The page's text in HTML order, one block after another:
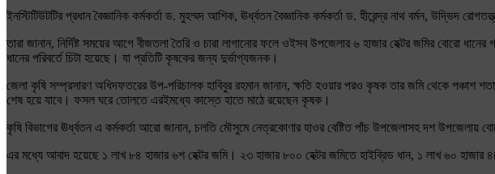
ইনস্টিটিউটটির প্রধান বৈজ্ঞানিক কর্মকর্তা ড. মুহম্মদ আশিক, ঊর্ধ্বতন বৈজ্ঞানিক কর্মকর্তা ড. হীরেন্দ্র নাথ বর্মন, উদ্ভিদ
তারা জানান, নির্দিষ্ট সময়ের আগে বীজতলা তৈরি ও চারা লাগানোর ফলে ওইসব উপজেলার ৬ হাজার হেক্টর জমির বোরো
ধানের পরিবর্তে চিটা হয়েছে। যা প্রতিটি কৃষকের জন্য দুর্ভাগ্যজনক।
জেলা কৃষি সম্প্রসারণ অধিদফতরের উপ-পরিচালক হাবিবুর রহমান জানান, ক্ষতি হওয়ার পরও কৃষক তার জমি থেকে
শেষ হয়ে যাবে। ফসল ঘরে তোলতে এরইমধ্যে কাস্তে হাতে মাঠে রয়েছেন কৃষক।
কৃষি বিভাগের ঊর্ধ্বতন এ কর্মকর্তা আরো জানান, চলতি মৌসুমে নেত্রকোণার হাওর বেষ্টিত পাঁচ উপজেলাসহ দশ উপজেলায়
এর মধ্যে আবাদ হয়েছে ১ লাখ ৮৪ হাজার ৬শ হেক্টর জমি। ২৩ হাজার ৮০০ হেক্টর জমিতে হাইব্রিড ধান, ১ লাখ ৬০